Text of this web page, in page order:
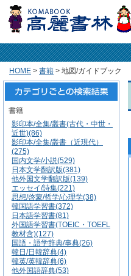
HOME > 書籍 > 地図/ガイドブック
書籍
影印本/全集/叢書(古代・中世・
近世)(86)
影印本/全集/叢書（近現代）
(275)
国内文学/小説(529)
日本文学翻訳版(381)
他外国文学翻訳版(139)
エッセイ/詩集(221)
思想/啓蒙/哲学/心理学(38)
韓国語学習書(372)
日本語学習書(81)
外国語学習書(TOEIC・TOEFL
教材含)(127)
国語・語学辞典/事典(26)
韓日/日韓辞典(4)
韓英/英韓辞典(6)
他外国語辞典(53)